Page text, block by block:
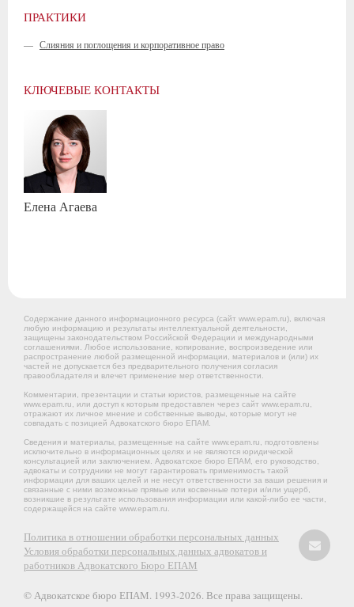
ПРАКТИКИ
— Слияния и поглощения и корпоративное право
КЛЮЧЕВЫЕ КОНТАКТЫ
Елена Агаева
Содержание данного информационного ресурса (сайт www.epam.ru), включая
любую информацию и результаты интеллектуальной деятельности,
защищены законодательством Российской Федерации и международными
соглашениями. Любое использование, копирование, воспроизведение или
распространение любой размещенной информации, материалов и (или) их
частей не допускается без предварительного получения согласия
правообладателя и влечет применение мер ответственности.
Комментарии, презентации и статьи юристов, размещенные на сайте
www.epam.ru, или доступ к которым предоставлен через сайт www.epam.ru,
отражают их личное мнение и собственные выводы, которые могут не
совпадать с позицией Адвокатского бюро ЕПАМ.
Сведения и материалы, размещенные на сайте www.epam.ru, подготовлены
исключительно в информационных целях и не являются юридической
консультацией или заключением. Адвокатское бюро ЕПАМ, его руководство,
адвокаты и сотрудники не могут гарантировать применимость такой
информации для ваших целей и не несут ответственности за ваши решения и
связанные с ними возможные прямые или косвенные потери и/или ущерб,
возникшие в результате использования информации или какой-либо ее части,
содержащейся на сайте www.epam.ru.
Политика в отношении обработки персональных данных
Условия обработки персональных данных адвокатов и
работников Адвокатского Бюро ЕПАМ
© Адвокатское бюро ЕПАМ. 1993-2026. Все права защищены.